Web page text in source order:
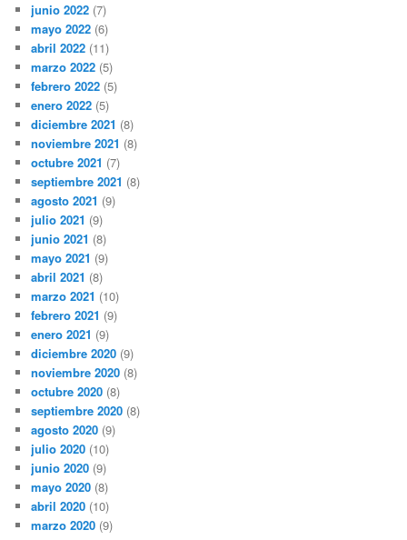
junio 2022 (7)
mayo 2022 (6)
abril 2022 (11)
marzo 2022 (5)
febrero 2022 (5)
enero 2022 (5)
diciembre 2021 (8)
noviembre 2021 (8)
octubre 2021 (7)
septiembre 2021 (8)
agosto 2021 (9)
julio 2021 (9)
junio 2021 (8)
mayo 2021 (9)
abril 2021 (8)
marzo 2021 (10)
febrero 2021 (9)
enero 2021 (9)
diciembre 2020 (9)
noviembre 2020 (8)
octubre 2020 (8)
septiembre 2020 (8)
agosto 2020 (9)
julio 2020 (10)
junio 2020 (9)
mayo 2020 (8)
abril 2020 (10)
marzo 2020 (9)